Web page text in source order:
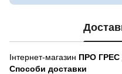
Інтернет-магазин ПРО ГРЕС
Способи доставки